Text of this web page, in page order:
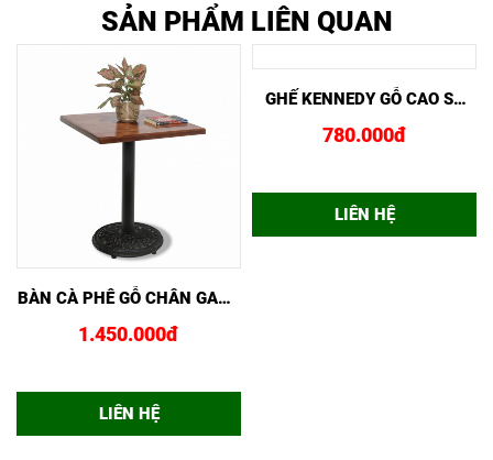
SẢN PHẨM LIÊN QUAN
XEM NHANH MUA NGAY
BÀN CÀ PHÊ GỖ CHÂN GANG
CBG01
1.450.000đ
LIÊN HỆ